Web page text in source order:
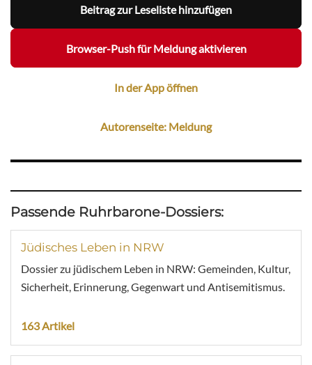
Beitrag zur Leseliste hinzufügen
Browser-Push für Meldung aktivieren
In der App öffnen
Autorenseite: Meldung
Passende Ruhrbarone-Dossiers:
Jüdisches Leben in NRW
Dossier zu jüdischem Leben in NRW: Gemeinden, Kultur,
Sicherheit, Erinnerung, Gegenwart und Antisemitismus.
163 Artikel